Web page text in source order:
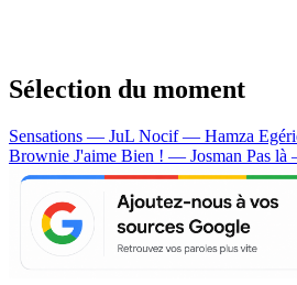
Sélection du moment
Sensations — JuL Nocif — Hamza
Brownie J'aime Bien ! — Josman Pas